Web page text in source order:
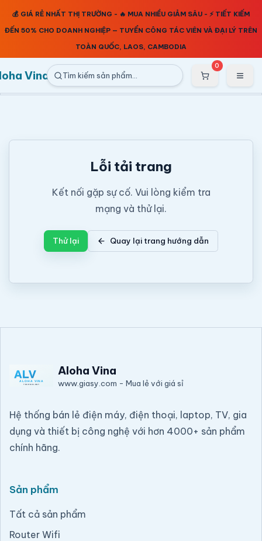
Bỏ qua nội dung
💰 GIÁ RẺ NHẤT THỊ TRƯỜNG - 🔥 MUA NHIỀU GIẢM SÂU - ⚡ TIẾT KIẾM
ĐẾN 50% CHO DOANH NGHIỆP — TUYỂN CÔNG TÁC VIÊN VÀ ĐẠI LÝ TRÊN
TOÀN QUỐC, LAOS, CAMBODIA
Nhảy tới nội dung chính
Vina Tìm kiếm sản phẩm…
0
Lỗi tải trang
Kết nối gặp sự cố. Vui lòng kiểm tra
mạng và thử lại.
Thử lại Quay lại trang hướng dẫn
Aloha Vina
www.giasy.com - Mua lẻ với giá sỉ
Hệ thống bán lẻ điện máy, điện thoại, laptop, TV, gia
dụng và thiết bị công nghệ với hơn 4000+ sản phẩm
chính hãng.
Sản phẩm
Tất cả sản phẩm
Router Wifi